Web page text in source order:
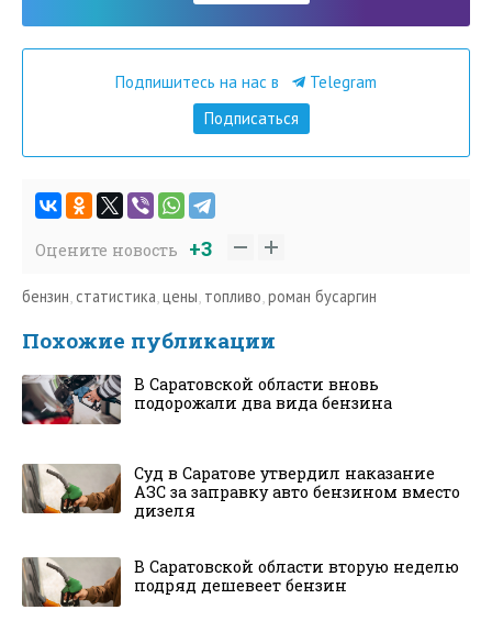
Подпишитесь на нас в
Telegram
Подписаться
Оцените новость +3
бензин, статистика,цены, топливо,роман бусаргин
Похожие публикации
В Саратовской области вновь
подорожали два вида бензина
Суд в Саратове утвердил наказание
АЗС за заправку авто бензином вместо
дизеля
В Саратовской области вторую неделю
подряд дешевеет бензин